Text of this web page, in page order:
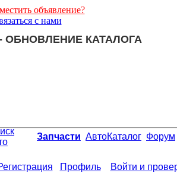
объявление?
с нами
ОБНОВЛЕНИЕ КАТАЛОГА
Запчасти АвтоКаталог Форум
Профиль Войти и